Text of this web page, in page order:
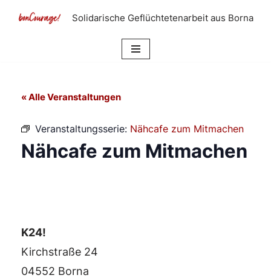
Solidarische Geflüchtetenarbeit aus Borna
« Alle Veranstaltungen
Veranstaltungsserie: Nähcafe zum Mitmachen
Nähcafe zum Mitmachen
K24!
Kirchstraße 24
04552 Borna